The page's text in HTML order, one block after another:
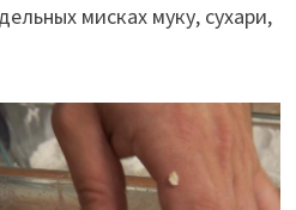
мисках муку, сухари,